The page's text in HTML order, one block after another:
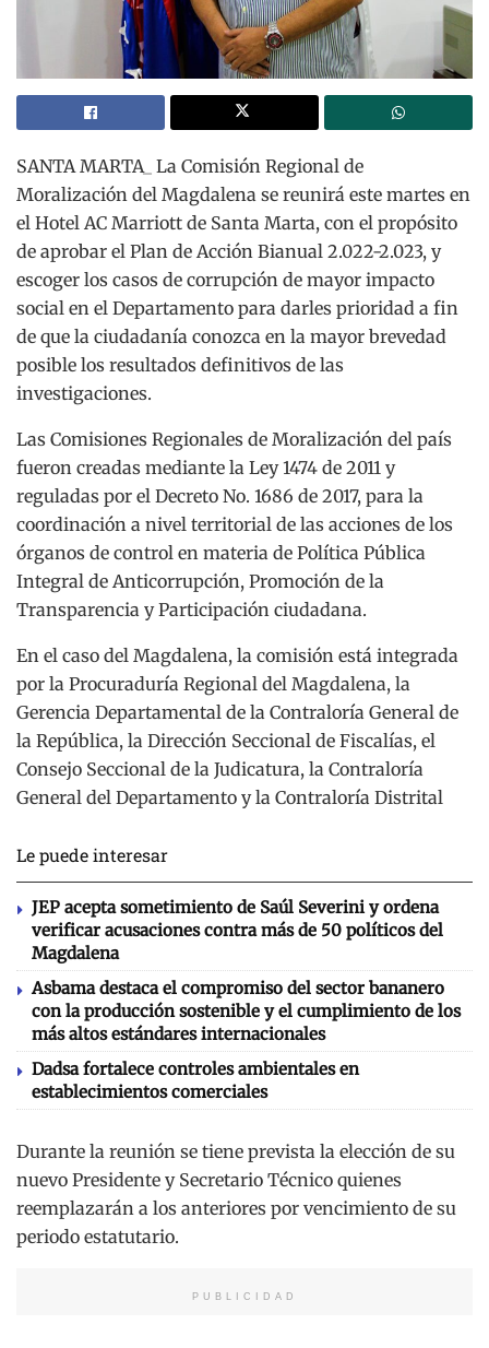
SANTA MARTA_ La Comisión Regional de
Moralización del Magdalena se reunirá este martes en
el Hotel AC Marriott de Santa Marta, con el propósito
de aprobar el Plan de Acción Bianual 2.022-2.023, y
escoger los casos de corrupción de mayor impacto
social en el Departamento para darles prioridad a fin
de que la ciudadanía conozca en la mayor brevedad
posible los resultados definitivos de las
investigaciones.
Las Comisiones Regionales de Moralización del país
fueron creadas mediante la Ley 1474 de 2011 y
reguladas por el Decreto No. 1686 de 2017, para la
coordinación a nivel territorial de las acciones de los
órganos de control en materia de Política Pública
Integral de Anticorrupción, Promoción de la
Transparencia y Participación ciudadana.
En el caso del Magdalena, la comisión está integrada
por la Procuraduría Regional del Magdalena, la
Gerencia Departamental de la Contraloría General de
la República, la Dirección Seccional de Fiscalías, el
Consejo Seccional de la Judicatura, la Contraloría
General del Departamento y la Contraloría Distrital
Le puede interesar
JEP acepta sometimiento de Saúl Severini y ordena
verificar acusaciones contra más de 50 políticos del
Magdalena
Asbama destaca el compromiso del sector bananero
con la producción sostenible y el cumplimiento de los
más altos estándares internacionales
Dadsa fortalece controles ambientales en
establecimientos comerciales
Durante la reunión se tiene prevista la elección de su
nuevo Presidente y Secretario Técnico quienes
reemplazarán a los anteriores por vencimiento de su
periodo estatutario.
PUBLICIDAD